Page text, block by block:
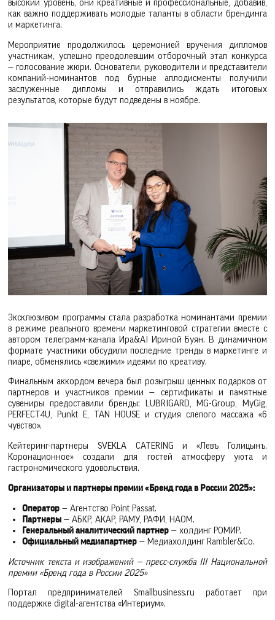
высокий уровень, они креативные и профессиональные, добавив,
как важно поддерживать молодые таланты в области брендинга
и маркетинга.
Мероприятие продолжилось церемонией вручения дипломов
участникам, успешно преодолевшим отборочный этап конкурса
— голосование жюри. Основатели, руководители и представители
компаний-номинантов под бурные аплодисменты получили
заслуженные дипломы и отправились ждать итоговых
результатов, которые будут подведены в ноябре.
Эксклюзивом программы стала разработка номинантами премии
в режиме реального времени маркетинговой стратегии вместе с
автором телеграмм-канала Ира&AI Ириной Буян. В динамичном
формате участники обсудили последние тренды в маркетинге и
пиаре, обменялись «свежими» идеями по креативу.
Финальным аккордом вечера был розыгрыш ценных подарков от
партнеров и участников премии — сертификаты и памятные
сувениры предоставили бренды: LUBRIGARD, MG-Group, MyGig,
PERFECT4U, Punkt E, TAN HOUSE и студия слепого массажа «6
чувство».
Кейтеринг-партнеры SVEKLA CATERING и «Левъ Голицынъ.
Коронационное» создали для гостей атмосферу уюта и
гастрономического удовольствия.
Организаторы и партнеры премии «Бренд года в России 2025»:
Оператор— Агентство Point Passat.
Партнеры— АБКР, АКАР, РАМУ, РАФИ, НАОМ.
Генеральный аналитический партнер— холдинг РОМИР.
Официальный медиапартнер— Медиахолдинг Rambler&Co.
Источник текста и изображений — пресс-служба III Национальной
премии «Бренд года в России 2025»
Портал предпринимателей Smallbusiness.ru работает при
поддержке digital-агентства «Интериум».